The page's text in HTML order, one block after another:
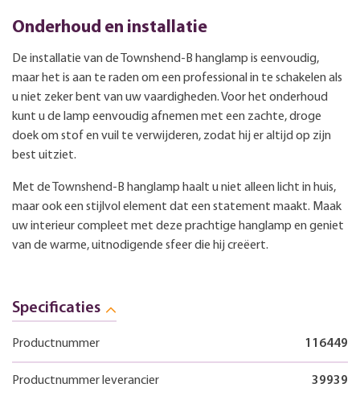
Onderhoud en installatie
De installatie van de Townshend-B hanglamp is eenvoudig,
maar het is aan te raden om een professional in te schakelen als
u niet zeker bent van uw vaardigheden. Voor het onderhoud
kunt u de lamp eenvoudig afnemen met een zachte, droge
doek om stof en vuil te verwijderen, zodat hij er altijd op zijn
best uitziet.
Met de Townshend-B hanglamp haalt u niet alleen licht in huis,
maar ook een stijlvol element dat een statement maakt. Maak
uw interieur compleet met deze prachtige hanglamp en geniet
van de warme, uitnodigende sfeer die hij creëert.
Specificaties
Productnummer 116449
Productnummer leverancier 39939